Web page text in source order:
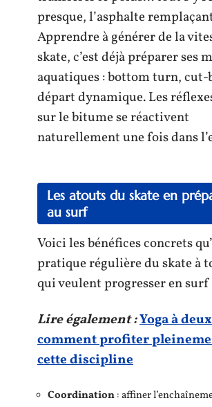
presque, l’asphalte
Apprendre à générer de la
skate, c’est déjà préparer ses
aquatiques : bottom turn, cut-
départ dynamique. Les
sur le bitume se réactivent
naturellement une fois dans
Les atouts du skate en
au surf
Voici les bénéfices concrets
pratique régulière du skate à
qui veulent progresser en surf
Lire également :Yoga à
comment profiter
cette discipline
Coordination: affiner